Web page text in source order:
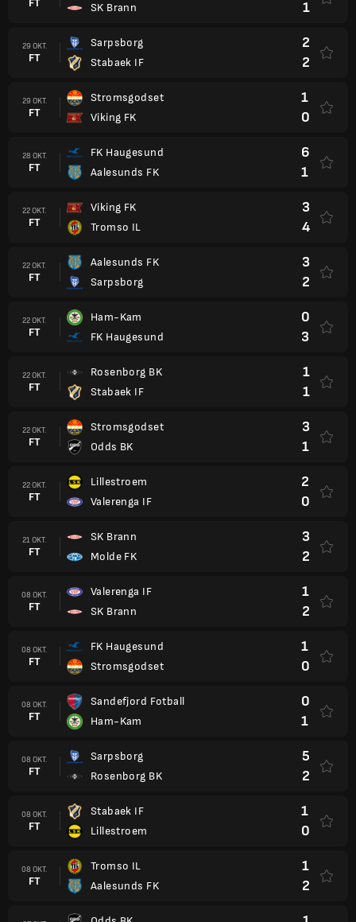
SK Brann
1
29 OKT.
FT
Sarpsborg
Stabaek IF
2
2
29 OKT.
FT
Stromsgodset
Viking FK
1
0
28 OKT.
FT
FK Haugesund
Aalesunds FK
6
1
22 OKT.
FT
Viking FK
Tromso IL
3
4
22 OKT.
FT
Aalesunds FK
Sarpsborg
3
2
22 OKT.
FT
Ham-Kam
FK Haugesund
0
3
22 OKT.
FT
Rosenborg BK
Stabaek IF
1
1
22 OKT.
FT
Stromsgodset
Odds BK
3
1
22 OKT.
FT
Lillestroem
Valerenga IF
2
0
21 OKT.
FT
SK Brann
Molde FK
3
2
08 OKT.
FT
Valerenga IF
SK Brann
1
2
08 OKT.
FT
FK Haugesund
Stromsgodset
1
0
08 OKT.
FT
Sandefjord Fotball
Ham-Kam
0
1
08 OKT.
FT
Sarpsborg
Rosenborg BK
5
2
08 OKT.
FT
Stabaek IF
Lillestroem
1
0
08 OKT.
FT
Tromso IL
Aalesunds FK
1
2